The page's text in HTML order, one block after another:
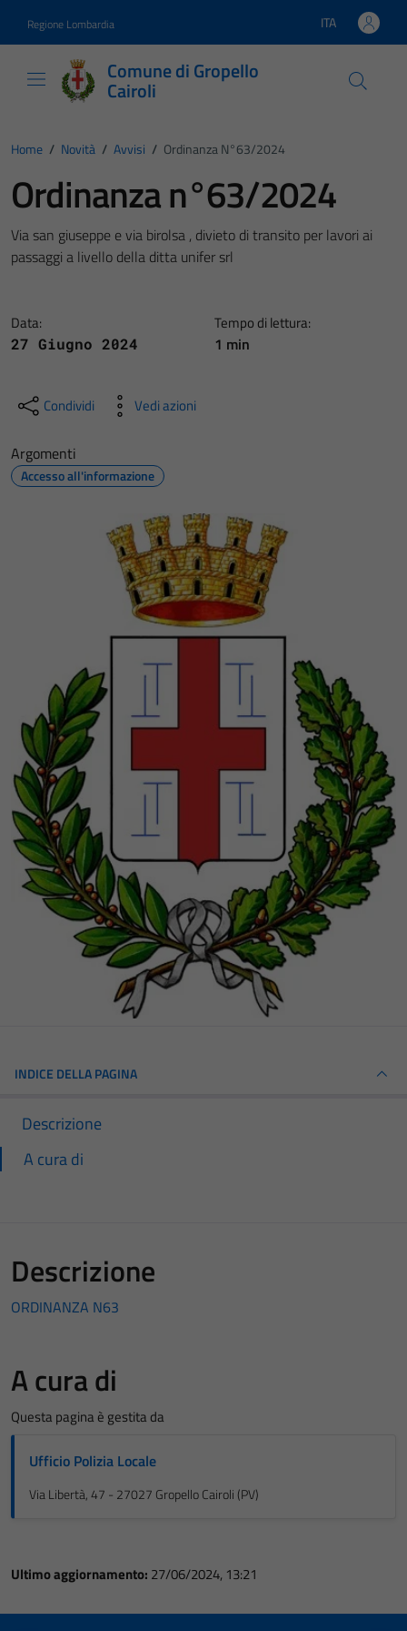
Regione Lombardia Lingua attiva:
ITA
Comune di Gropello
Cairoli
Home / Novità / Avvisi / Ordinanza N°63/2024
Ordinanza n°63/2024
Via san giuseppe e via birolsa , divieto di transito per lavori ai
passaggi a livello della ditta unifer srl
Data:
27 Giugno 2024
Tempo di lettura:
1 min
Condividi Vedi azioni
Argomenti
Accesso all'informazione
INDICE DELLA PAGINA
Descrizione
A cura di
Descrizione
ORDINANZA N63
A cura di
Questa pagina è gestita da
Ufficio Polizia Locale
Via Libertà, 47 - 27027 Gropello Cairoli (PV)
Ultimo aggiornamento: 27/06/2024, 13:21